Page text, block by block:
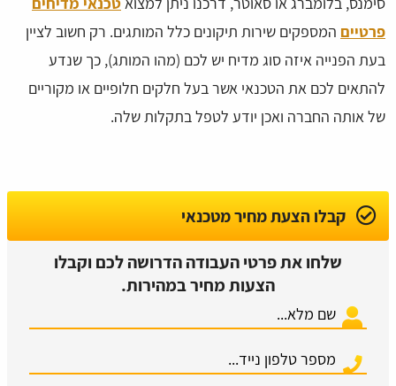
פרטיים המספקים שירות תיקונים כלל המותגים. רק חשוב לציין
בעת הפנייה איזה סוג מדיח יש לכם (מהו המותג), כך שנדע
להתאים לכם את הטכנאי אשר בעל חלקים חלופיים או מקוריים
של אותה החברה ואכן יודע לטפל בתקלות שלה.
קבלו הצעת מחיר מטכנאי
שלחו את פרטי העבודה הדרושה לכם וקבלו
הצעות מחיר במהירות.